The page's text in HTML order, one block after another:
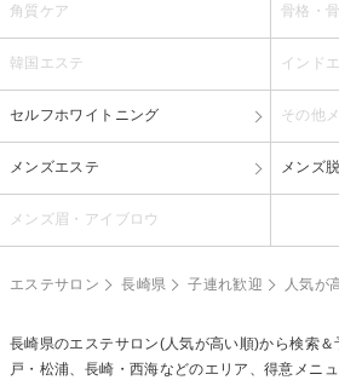
角質ケア 骨格・
韓国エステ インド
セルフホワイトニング その他
メンズエステ メンズ
メンズ眉・アイブロウ
エステサロン 長崎県 子連れ歓迎 人気が
長崎県のエステサロン(人気が高い順)から検索
戸・松浦、長崎・西海などのエリア、得意メニ